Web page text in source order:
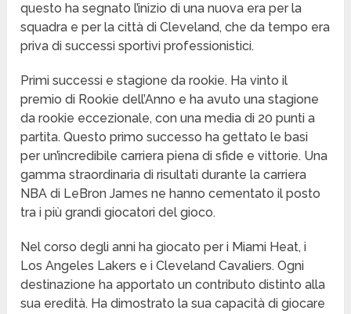
questo ha segnato l’inizio di una nuova era per la
squadra e per la città di Cleveland, che da tempo era
priva di successi sportivi professionistici.
Primi successi e stagione da rookie. Ha vinto il
premio di Rookie dell’Anno e ha avuto una stagione
da rookie eccezionale, con una media di 20 punti a
partita. Questo primo successo ha gettato le basi
per un’incredibile carriera piena di sfide e vittorie. Una
gamma straordinaria di risultati durante la carriera
NBA di LeBron James ne hanno cementato il posto
tra i più grandi giocatori del gioco.
Nel corso degli anni ha giocato per i Miami Heat, i
Los Angeles Lakers e i Cleveland Cavaliers. Ogni
destinazione ha apportato un contributo distinto alla
sua eredità. Ha dimostrato la sua capacità di giocare